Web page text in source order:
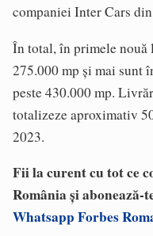
companiei Inter Cars
În total, în primele
275.000 mp și mai sunt
peste 430.000 mp.
totalizeze aproximativ
2023.
Fii la curent cu tot ce
România și abonează-
Whatsapp Forbes